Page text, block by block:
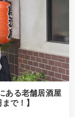
ある老舗居酒屋
で！】